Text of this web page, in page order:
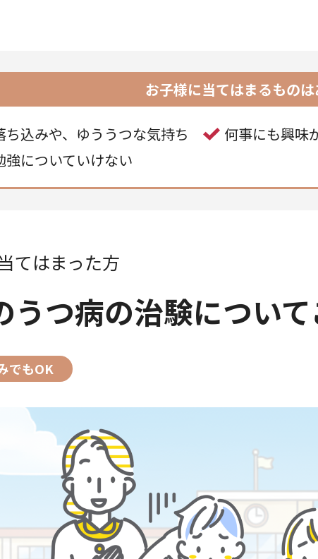
お子様に当てはまるものは
ち込みや、ゆううつな気持ち
何事にも興味
強についていけない
てはまった方
うつ病の治験につい
でもOK